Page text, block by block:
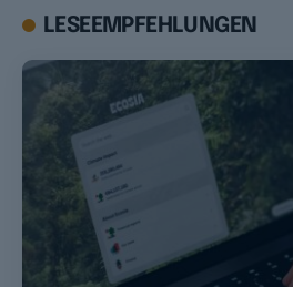
LESEEMPFEHLUNGEN